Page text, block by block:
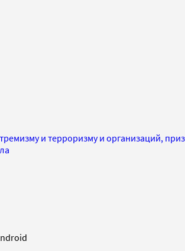
и терроризму и организаций,